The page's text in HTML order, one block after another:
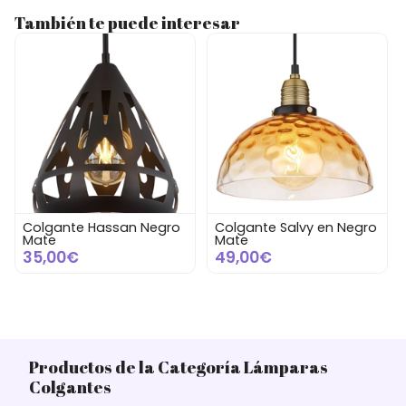
También te puede interesar
Colgante Salvy en Negro
Mate
49,00€
Colgante Zachary de
Metal Negro
14,00€
Productos de la Categoría Lámparas
Colgantes